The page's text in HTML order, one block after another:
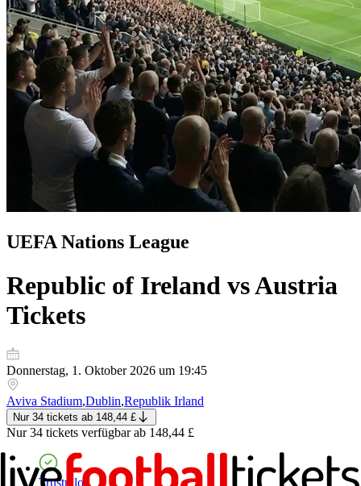
UEFA Nations League
Republic of Ireland vs Austria
Tickets
Donnerstag, 1. Oktober 2026 um 19:45
Aviva Stadium,Dublin,Republik Irland
Nur 34 tickets ab 148,44 £
Nur 34 tickets verfügbar ab 148,44 £
Trustpilot